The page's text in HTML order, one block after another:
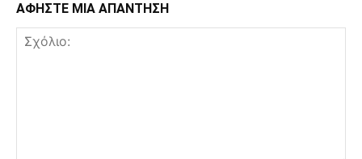
ΑΦΗΣΤΕ ΜΙΑ ΑΠΑΝΤΗΣΗ